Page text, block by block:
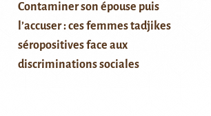
Contaminer son épouse puis
l’accuser : ces femmes tadjikes
séropositives face aux
discriminations sociales